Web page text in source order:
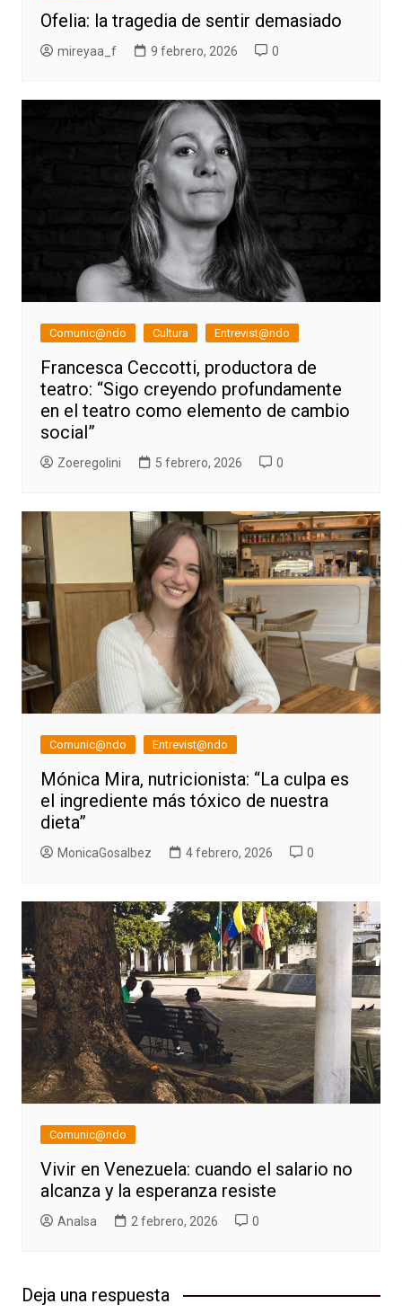
Ofelia: la tragedia de sentir demasiado
mireyaa_f 9 febrero, 2026 0
Comunic@ndo Cultura Entrevist@ndo
Francesca Ceccotti, productora de
teatro: “Sigo creyendo profundamente
en el teatro como elemento de cambio
social”
Zoeregolini 5 febrero, 2026 0
Comunic@ndo Entrevist@ndo
Mónica Mira, nutricionista: “La culpa es
el ingrediente más tóxico de nuestra
dieta”
MonicaGosalbez 4 febrero, 2026 0
Comunic@ndo
Vivir en Venezuela: cuando el salario no
alcanza y la esperanza resiste
AnaIsa 2 febrero, 2026 0
Deja una respuesta